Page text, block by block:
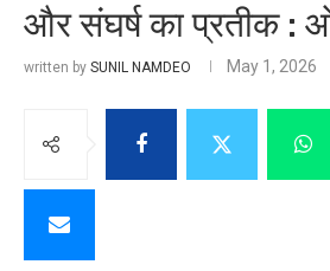
और संघर्ष का प्रतीक :
written by SUNIL NAMDEO May 1, 2026